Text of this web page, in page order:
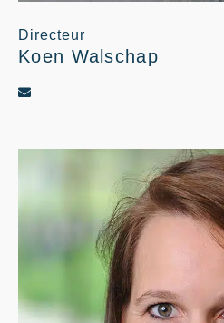
Directeur
Koen Walschap